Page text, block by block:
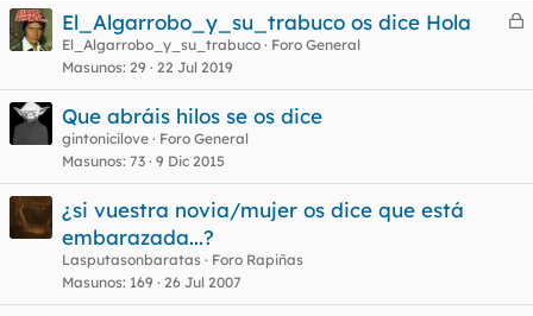
C
r
El_Algarrobo_y_su_trabuco os dice Hola
El_Algarrobo_y_su_trabuco
Foro General
Masunos 29 22 Jul 2019
Que abráis hilos se os dice
gintonicilove
Foro General
Masunos 73 9 Dic 2015
¿si vuestra novia/mujer os dice que está
embarazada...?
Lasputasonbaratas
Foro Rapiñas
Masunos 169 26 Jul 2007